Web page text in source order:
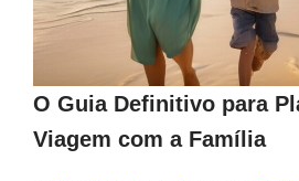
O Guia Definitivo para
Viagem com a Família